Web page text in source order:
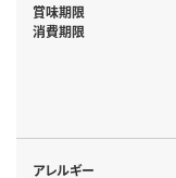
賞味期限
消費期限
アレルギー